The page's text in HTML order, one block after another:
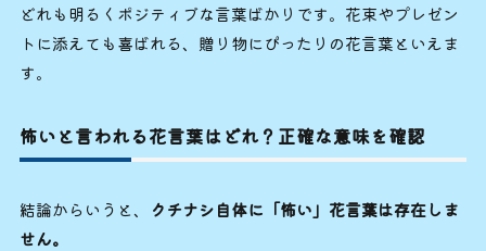
どれも明るくポジティブな言葉ばかりです。花束やプレゼン
トに添えても喜ばれる、贈り物にぴったりの花言葉といえま
す。
怖いと言われる花言葉はどれ？正確な意味を確認
結論からいうと、
クチナシ自体に「怖い」花言葉は存在しま
せん。